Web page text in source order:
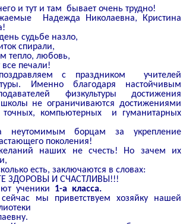
и тут и там бывает очень трудно!
Надежда Николаевна, Кристина
судьбе назло,
спирали,
тепло, любовь,
все печали!
с праздником учителей
Именно благодаря настойчивым
физкультуры достижения
не ограничиваются достижениями
точных, компьютерных и гуманитарных
неутомимым борцам за укрепление
поколения!
наших не счесть! Но зачем их
есть, заключаются в словах:
ЗДОРОВЫ И СЧАСТЛИВЫ!!!
ученики 1-а класса.
мы приветствуем хозяйку нашей